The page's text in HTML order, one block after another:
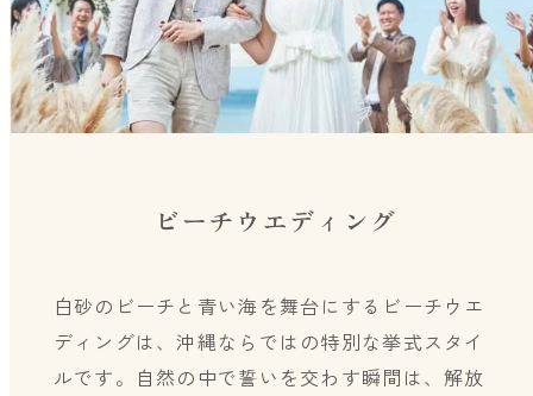
ビーチウエディング
白砂のビーチと青い海を舞台にするビーチウエ
ディングは、沖縄ならではの特別な挙式スタイ
ルです。自然の中で誓いを交わす瞬間は、解放